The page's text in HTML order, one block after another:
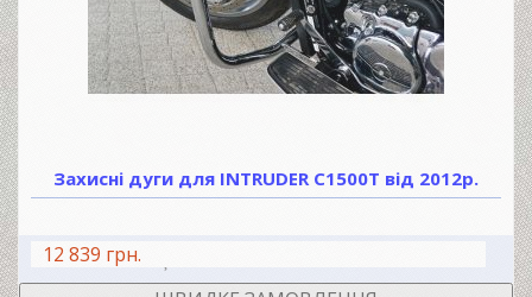
Захисні дуги для INTRUDER C1500T від 2012р.
12 839 грн.